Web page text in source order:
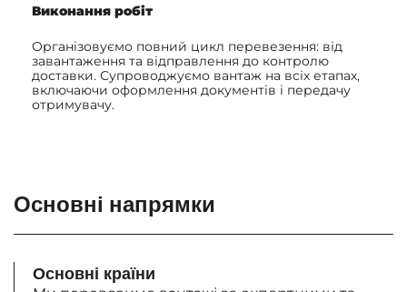
Виконання робіт
Організовуємо повний цикл перевезення: від
завантаження та відправлення до контролю
доставки. Супроводжуємо вантаж на всіх етапах,
включаючи оформлення документів і передачу
отримувачу.
Основні напрямки
Основні країни